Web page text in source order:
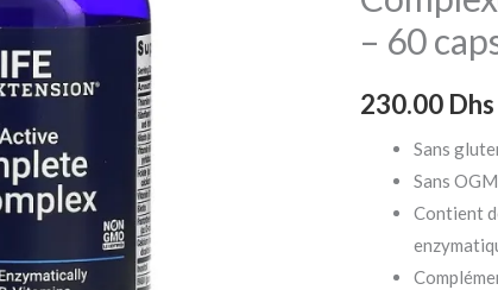
– 60
230.00 Dhs
Sans
Sans
Contient
complet
vitamines
capsules
végétariennes